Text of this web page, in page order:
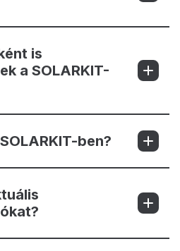
is
a SOLARKIT-
ben?